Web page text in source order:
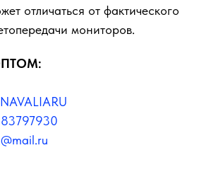
отличаться от фактического
мониторов.